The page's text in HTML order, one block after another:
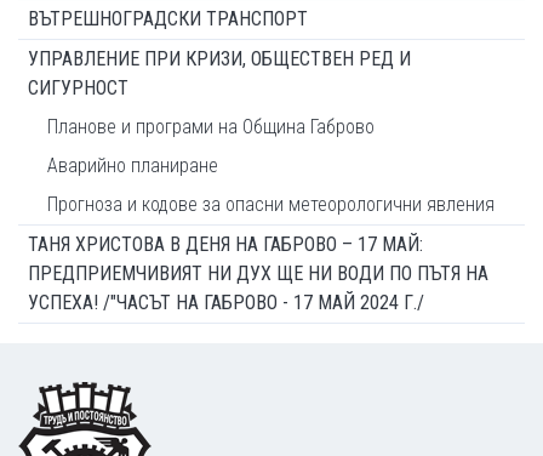
ВЪТРЕШНОГРАДСКИ ТРАНСПОРТ
УПРАВЛЕНИЕ ПРИ КРИЗИ, ОБЩЕСТВЕН РЕД И
СИГУРНОСТ
Планове и програми на Община Габрово
Аварийно планиране
Прогноза и кодове за опасни метеорологични явления
ТАНЯ ХРИСТОВА В ДЕНЯ НА ГАБРОВО – 17 МАЙ:
ПРЕДПРИЕМЧИВИЯТ НИ ДУХ ЩЕ НИ ВОДИ ПО ПЪТЯ НА
УСПЕХА! /"ЧАСЪТ НА ГАБРОВО - 17 МАЙ 2024 Г./
Footer